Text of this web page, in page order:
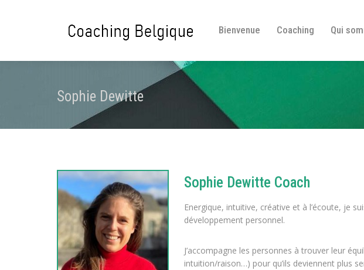
Bienvenue Coaching Qui
Sophie Dewitte
Sophie Dewitte Coach
Energique, intuitive, créative et à l’écoute, je
développement personnel.
J’accompagne les personnes à trouver leur
intuition/raison…) pour qu’ils deviennent plus